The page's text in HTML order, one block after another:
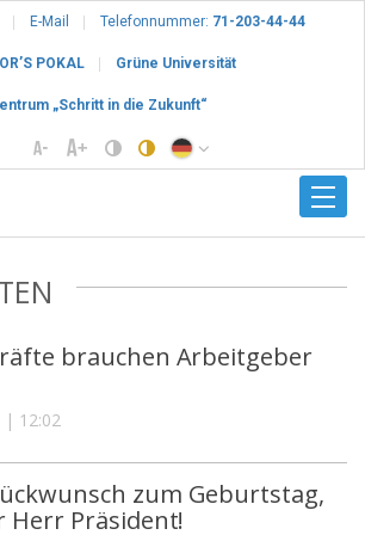
E-Mail Telefonnummer: 71-203-44-44
POKAL Grüne Universität
„Schritt in die Zukunft“
brauchen Arbeitgeber
| 12:02
zum Geburtstag,
Herr Präsident!